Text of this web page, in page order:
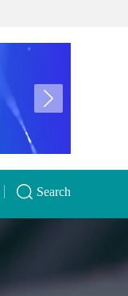
Search